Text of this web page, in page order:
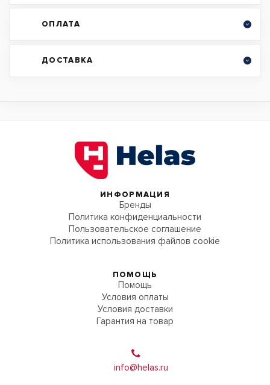
ОПЛАТА
ДОСТАВКА
ИНФОРМАЦИЯ
Бренды
Политика конфиденциальности
Пользовательское соглашение
Политика использования файлов cookie
ПОМОЩЬ
Помощь
Условия оплаты
Условия доставки
Гарантия на товар
info@helas.ru